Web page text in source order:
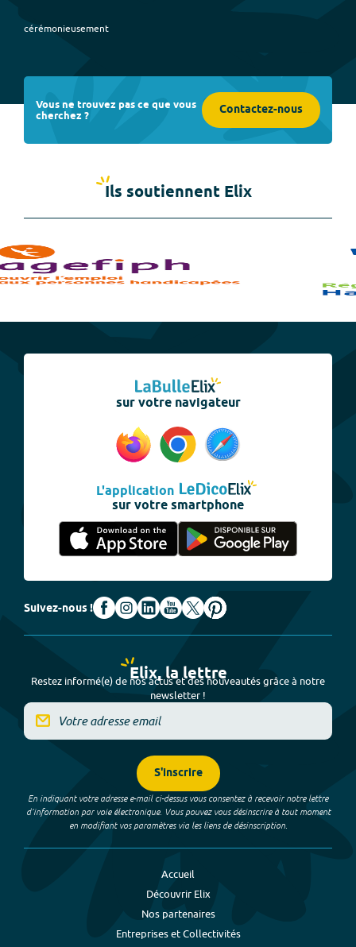
cérémonieusement
Vous ne trouvez pas ce que vous
cherchez ? Contactez-nous
Ils soutiennent Elix
sur votre navigateur
L'application
sur votre smartphone
Suivez-nous !
Elix, la lettre
Restez informé(e) de nos actus et des nouveautés grâce à notre
newsletter !
S'inscrire
En indiquant votre adresse e-mail ci-dessus vous consentez à recevoir notre lettre
d’information par voie électronique. Vous pouvez vous désinscrire à tout moment
en modifiant vos paramètres via les liens de désinscription.
Accueil
Découvrir Elix
Nos partenaires
Entreprises et Collectivités